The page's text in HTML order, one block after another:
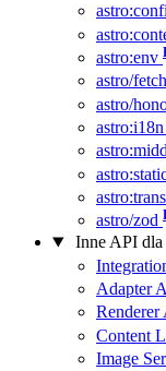
astro:env
astro/fetch
astro/
astro:i18n
astro/zod
Inne API
Adapter
Renderer
Content
Image